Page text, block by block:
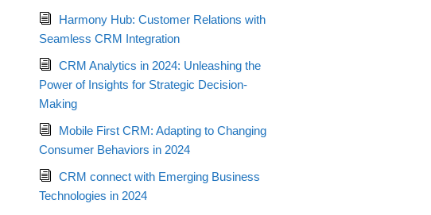
Harmony Hub: Customer Relations with
Seamless CRM Integration
CRM Analytics in 2024: Unleashing the
Power of Insights for Strategic Decision-
Making
Mobile First CRM: Adapting to Changing
Consumer Behaviors in 2024
CRM connect with Emerging Business
Technologies in 2024